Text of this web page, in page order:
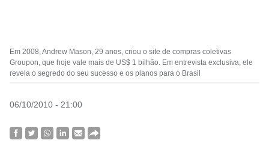
Em 2008, Andrew Mason, 29 anos, criou o site de compras coletivas
Groupon, que hoje vale mais de US$ 1 bilhão. Em entrevista exclusiva, ele
revela o segredo do seu sucesso e os planos para o Brasil
06/10/2010 - 21:00